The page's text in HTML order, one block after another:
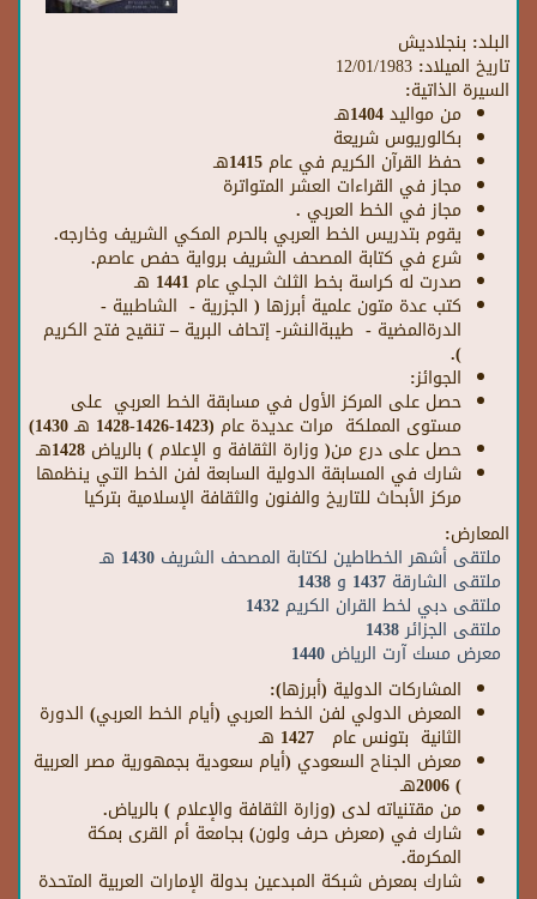
البلد: بنجلاديش
تاريخ الميلاد: 12/01/1983
السيرة الذاتية:
من مواليد 1404هـ
بكالوريوس شريعة
حفظ القرآن الكريم في عام 1415هـ
مجاز في القراءات العشر المتواترة
مجاز في الخط العربي .
يقوم بتدريس الخط العربي بالحرم المكي الشريف وخارجه.
شرع في كتابة المصحف الشريف برواية حفص عاصم.
صدرت له كراسة بخط الثلث الجلي عام 1441 هـ
كتب عدة متون علمية أبرزها ( الجزرية - الشاطبية -
الدرةالمضية - طيبةالنشر- إتحاف البرية – تنقيح فتح الكريم
).
الجوائز:
حصل على المركز الأول في مسابقة الخط العربي على
مستوى المملكة مرات عديدة عام (1423-1426-1428 هـ 1430)
حصل على درع من( وزارة الثقافة و الإعلام ) بالرياض 1428هـ
شارك في المسابقة الدولية السابعة لفن الخط التي ينظمها
مركز الأبحاث للتاريخ والفنون والثقافة الإسلامية بتركيا
المعارض:
ملتقى أشهر الخطاطين لكتابة المصحف الشريف 1430 هـ
ملتقى الشارقة 1437 و 1438
ملتقى دبي لخط القران الكريم 1432
ملتقى الجزائر 1438
معرض مسك آرت الرياض 1440
المشاركات الدولية (أبرزها):
المعرض الدولي لفن الخط العربي (أيام الخط العربي) الدورة
الثانية بتونس عام 1427 هـ
معرض الجناح السعودي (أيام سعودية بجمهورية مصر العربية
) 2006هـ
من مقتنياته لدى (وزارة الثقافة والإعلام ) بالرياض.
شارك في (معرض حرف ولون) بجامعة أم القرى بمكة
المكرمة.
شارك بمعرض شبكة المبدعين بدولة الإمارات العربية المتحدة